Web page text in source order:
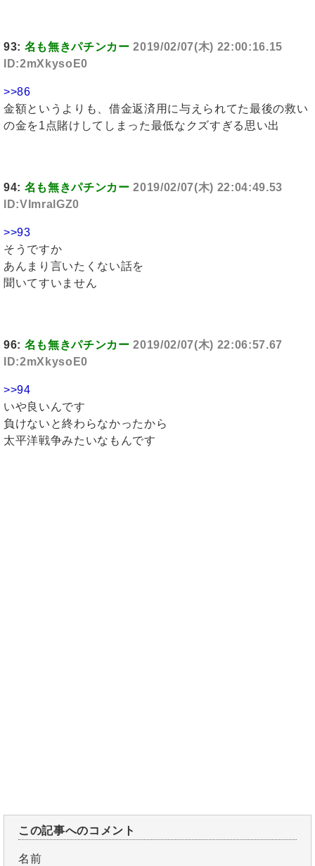
93: 名も無きパチンカー 2019/02/07(木) 22:00:16.15
ID:2mXkysoE0
>>86
金額というよりも、借金返済用に与えられてた最後の救い
の金を1点賭けしてしまった最低なクズすぎる思い出
94: 名も無きパチンカー 2019/02/07(木) 22:04:49.53
ID:VImralGZ0
>>93
そうですか
あんまり言いたくない話を
聞いてすいません
96: 名も無きパチンカー 2019/02/07(木) 22:06:57.67
ID:2mXkysoE0
>>94
いや良いんです
負けないと終わらなかったから
太平洋戦争みたいなもんです
この記事へのコメント
名前